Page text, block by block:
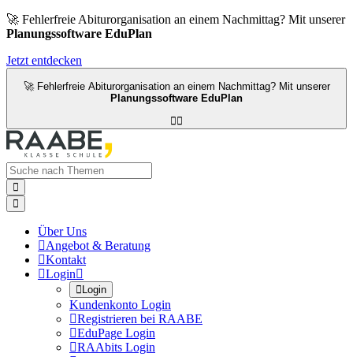
🚀 Fehlerfreie Abiturorganisation an einem Nachmittag? Mit unserer
Planungssoftware EduPlan
Jetzt entdecken
🚀 Fehlerfreie Abiturorganisation an einem Nachmittag? Mit unserer
Planungssoftware EduPlan



Über Uns
Angebot & Beratung
Kontakt
Login
Login
Kundenkonto Login
Registrieren bei RAABE
EduPage Login
RAAbits Login